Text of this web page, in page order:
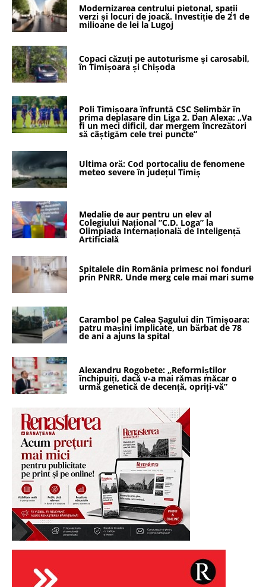
Modernizarea centrului pietonal, spații
verzi și locuri de joacă. Investiție de 21 de
milioane de lei la Lugoj
Copaci căzuți pe autoturisme și carosabil,
în Timișoara și Chișoda
Poli Timișoara înfruntă CSC Șelimbăr în
prima deplasare din Liga 2. Dan Alexa: „Va
fi un meci dificil, dar mergem încrezători
să câștigăm cele trei puncte”
Ultima oră: Cod portocaliu de fenomene
meteo severe în județul Timiș
Medalie de aur pentru un elev al
Colegiului Național ”C.D. Loga” la
Olimpiada Internațională de Inteligență
Artificială
Spitalele din România primesc noi fonduri
prin PNRR. Unde merg cele mai mari sume
Carambol pe Calea Șagului din Timișoara:
patru mașini implicate, un bărbat de 78
de ani a ajuns la spital
Alexandru Rogobete: „Reformiștilor
închipuiți, dacă v-a mai rămas măcar o
urmă genetică de decență, opriți-vă”